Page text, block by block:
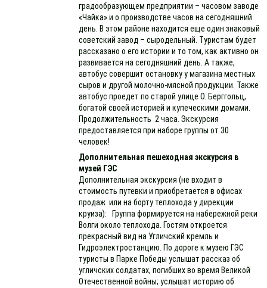
градообразующем предприятии – часовом заводе
«Чайка» и о производстве часов на сегодняшний
день. В этом районе находится еще один знаковый
советский завод – сыродельный. Туристам будет
рассказано о его истории и то том, как активно он
развивается на сегодняшний день. А также,
автобус совершит остановку у магазина местных
сыров и другой молочно-мясной продукции. Также
автобус проедет по старой улице О. Берггольц,
богатой своей историей и купеческими домами.
Продолжительность 2 часа. Экскурсия
предоставляется при наборе группы от 30
человек!
Дополнительная пешеходная экскурсия в
музей ГЭС
Дополнительная экскурсия (не входит в
стоимость путевки и приобретается в офисах
продаж или на борту теплохода у дирекции
круиза): Группа формируется на набережной реки
Волги около теплохода. Гостям откроется
прекрасный вид на Угличский кремль и
Гидроэлектростанцию. По дороге к музею ГЭС
туристы в Парке Победы услышат рассказ об
угличских солдатах, погибших во время Великой
Отечественной войны; услышат историю об